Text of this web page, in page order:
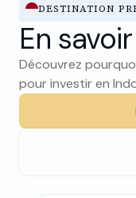
DESTINATION
En
Découvrez
pour investir en